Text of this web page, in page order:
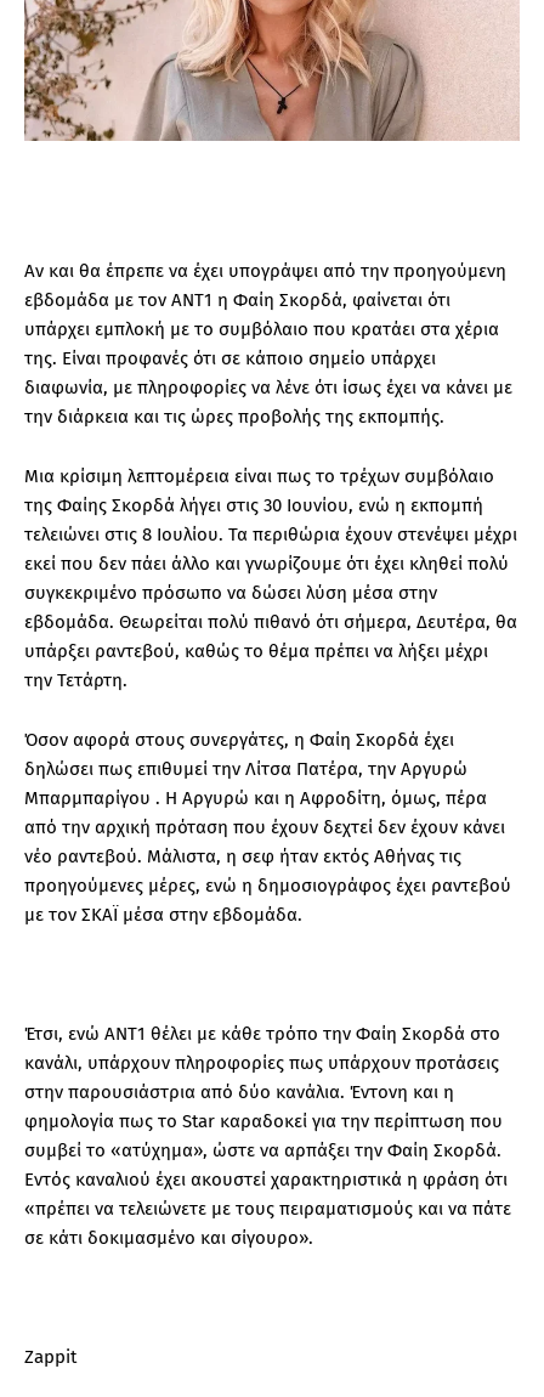
Αν και θα έπρεπε να έχει υπογράψει από την προηγούμενη
εβδομάδα με τον ΑΝΤ1 η Φαίη Σκορδά, φαίνεται ότι
υπάρχει εμπλοκή με το συμβόλαιο που κρατάει στα χέρια
της. Είναι προφανές ότι σε κάποιο σημείο υπάρχει
διαφωνία, με πληροφορίες να λένε ότι ίσως έχει να κάνει με
την διάρκεια και τις ώρες προβολής της εκπομπής.
Μια κρίσιμη λεπτομέρεια είναι πως το τρέχων συμβόλαιο
της Φαίης Σκορδά λήγει στις 30 Ιουνίου, ενώ η εκπομπή
τελειώνει στις 8 Ιουλίου. Τα περιθώρια έχουν στενέψει μέχρι
εκεί που δεν πάει άλλο και γνωρίζουμε ότι έχει κληθεί πολύ
συγκεκριμένο πρόσωπο να δώσει λύση μέσα στην
εβδομάδα. Θεωρείται πολύ πιθανό ότι σήμερα, Δευτέρα, θα
υπάρξει ραντεβού, καθώς το θέμα πρέπει να λήξει μέχρι
την Τετάρτη.
Όσον αφορά στους συνεργάτες, η Φαίη Σκορδά έχει
δηλώσει πως επιθυμεί την Λίτσα Πατέρα, την Αργυρώ
Μπαρμπαρίγου . Η Αργυρώ και η Αφροδίτη, όμως, πέρα
από την αρχική πρόταση που έχουν δεχτεί δεν έχουν κάνει
νέο ραντεβού. Μάλιστα, η σεφ ήταν εκτός Αθήνας τις
προηγούμενες μέρες, ενώ η δημοσιογράφος έχει ραντεβού
με τον ΣΚΑΪ μέσα στην εβδομάδα.
Έτσι, ενώ ΑΝΤ1 θέλει με κάθε τρόπο την Φαίη Σκορδά στο
κανάλι, υπάρχουν πληροφορίες πως υπάρχουν προτάσεις
στην παρουσιάστρια από δύο κανάλια. Έντονη και η
φημολογία πως το Star καραδοκεί για την περίπτωση που
συμβεί το «ατύχημα», ώστε να αρπάξει την Φαίη Σκορδά.
Εντός καναλιού έχει ακουστεί χαρακτηριστικά η φράση ότι
«πρέπει να τελειώνετε με τους πειραματισμούς και να πάτε
σε κάτι δοκιμασμένο και σίγουρο».
Zappit